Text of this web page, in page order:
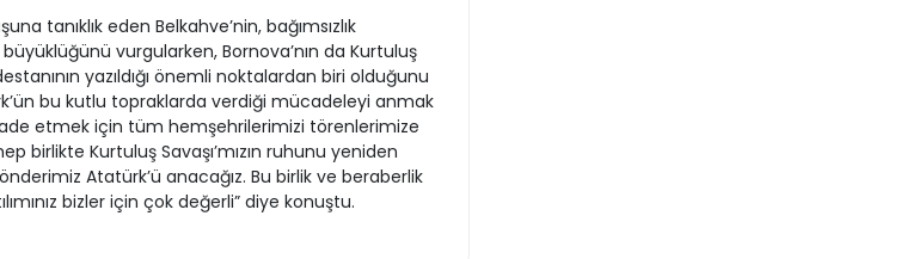
tanıklık eden Belkahve’nin, bağımsızlık
vurgularken, Bornova’nın da Kurtuluş
yazıldığı önemli noktalardan biri olduğunu
bu kutlu topraklarda verdiği mücadeleyi anmak
etmek için tüm hemşehrilerimizi törenlerimize
birlikte Kurtuluş Savaşı’mızın ruhunu yeniden
Atatürk’ü anacağız. Bu birlik ve beraberlik
bizler için çok değerli” diye konuştu.